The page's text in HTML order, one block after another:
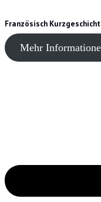
Französisch
Mehr